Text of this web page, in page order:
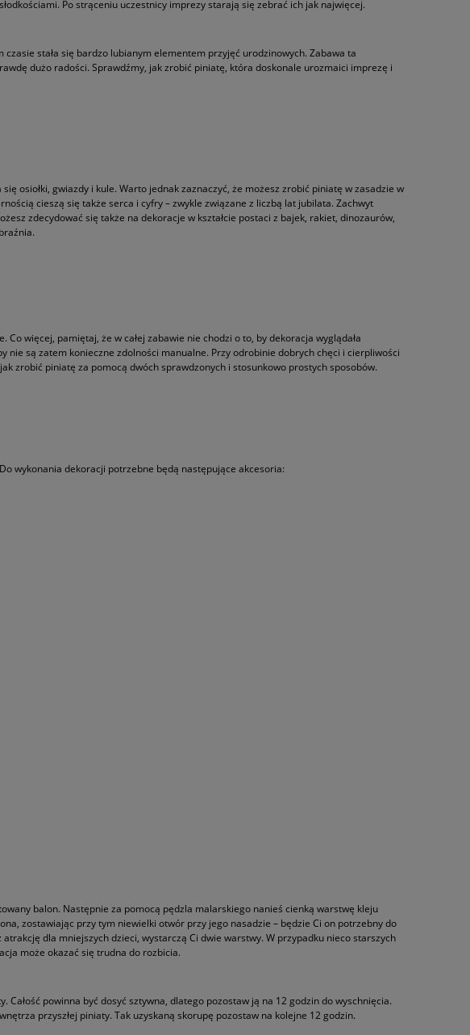
Po strąceniu uczestnicy imprezy starają się zebrać ich jak najwięcej.
stała się bardzo lubianym elementem przyjęć urodzinowych. Zabawa ta
dużo radości. Sprawdźmy, jak zrobić piniatę, która doskonale urozmaici imprezę i
osiołki, gwiazdy i kule. Warto jednak zaznaczyć, że możesz zrobić piniatę w zasadzie w
cieszą się także serca i cyfry – zwykle związane z liczbą lat jubilata. Zachwyt
zdecydować się także na dekoracje w kształcie postaci z bajek, rakiet, dinozaurów,
więcej, pamiętaj, że w całej zabawie nie chodzi o to, by dekoracja wyglądała
nie są zatem konieczne zdolności manualne. Przy odrobinie dobrych chęci i cierpliwości
zrobić piniatę za pomocą dwóch sprawdzonych i stosunkowo prostych sposobów.
wykonania dekoracji potrzebne będą następujące akcesoria:
balon. Następnie za pomocą pędzla malarskiego nanieś cienką warstwę kleju
zostawiając przy tym niewielki otwór przy jego nasadzie – będzie Ci on potrzebny do
dla mniejszych dzieci, wystarczą Ci dwie warstwy. W przypadku nieco starszych
może okazać się trudna do rozbicia.
powinna być dosyć sztywna, dlatego pozostaw ją na 12 godzin do wyschnięcia.
przyszłej piniaty. Tak uzyskaną skorupę pozostaw na kolejne 12 godzin.